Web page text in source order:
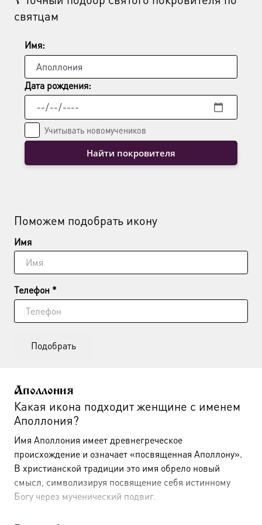
товара.
святцам
Имя:
Дата рождения:
Учитывать новомучеников
Найти покровителя
Поможем подобрать икону
Имя
Телефон *
Подобрать
Аполлония
Какая икона подходит женщине с именем
Аполлония?
Имя Аполлония имеет древнегреческое
происхождение и означает «посвященная Аполлону».
В христианской традиции это имя обрело новый
смысл, символизируя посвящение себя истинному
Богу через мученический подвиг.